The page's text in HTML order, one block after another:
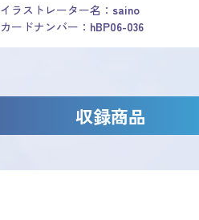
イラストレーター名： saino
カードナンバー： hBP06-036
収録商品